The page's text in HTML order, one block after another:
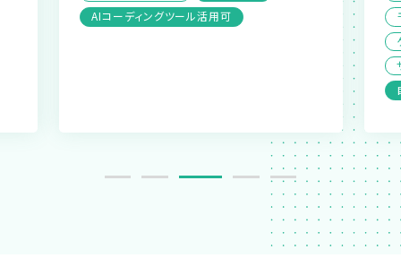
AIコーディングツール活用可